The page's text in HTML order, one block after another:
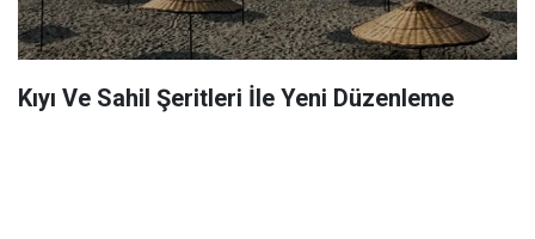
Kıyı Ve Sahil Şeritleri İle Yeni Düzenleme